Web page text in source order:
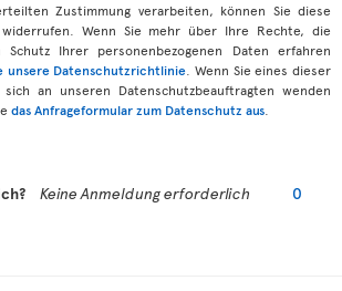
Zustimmung verarbeiten, können Sie diese
Wenn Sie mehr über Ihre Rechte, die
Ihrer personenbezogenen Daten erfahren
unsere Datenschutzrichtlinie . Wenn Sie eines dieser
an unseren Datenschutzbeauftragten wenden
das Anfrageformular zum Datenschutz aus
Keine Anmeldung erforderlich
0